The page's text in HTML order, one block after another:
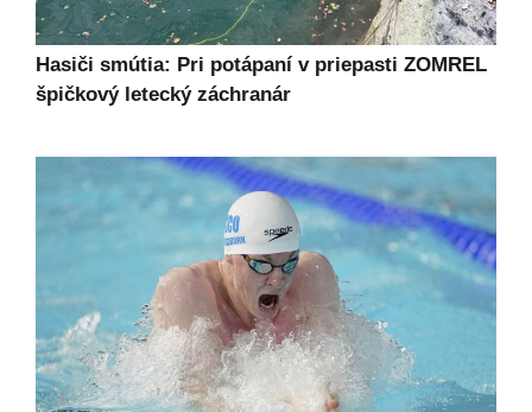
Hasiči smútia: Pri potápaní v priepasti ZOMREL
špičkový letecký záchranár